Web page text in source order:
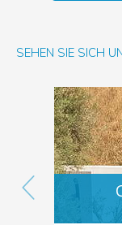
SEHEN SIE SICH